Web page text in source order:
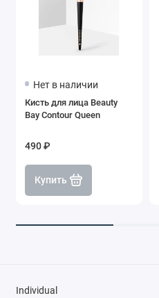
Нет в наличии
Кисть для лица Beauty
Bay Contour Queen
490 ₽
Купить
Individual